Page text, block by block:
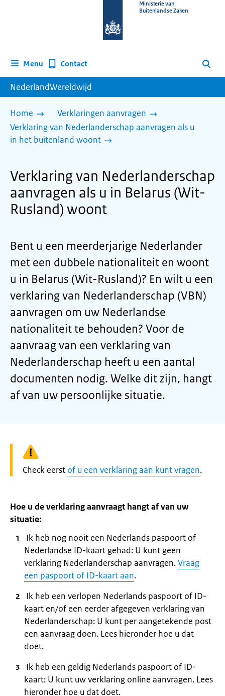
homepage
Ministerie van
Buitenlandse Zaken
Menu Contact Zoeken
NederlandWereldwijd
Home
Verklaringen aanvragen
Verklaring van Nederlanderschap aanvragen als u
in het buitenland woont
Verklaring van Nederlanderschap
aanvragen als u in Belarus (Wit-
Rusland) woont
Bent u een meerderjarige Nederlander
met een dubbele nationaliteit en woont
u in Belarus (Wit-Rusland)? En wilt u een
verklaring van Nederlanderschap (VBN)
aanvragen om uw Nederlandse
nationaliteit te behouden? Voor de
aanvraag van een verklaring van
Nederlanderschap heeft u een aantal
documenten nodig. Welke dit zijn, hangt
af van uw persoonlijke situatie.
Waarschuwing:
Check eerst of u een verklaring aan kunt vragen.
Hoe u de verklaring aanvraagt hangt af van uw
situatie:
Ik heb nog nooit een Nederlands paspoort of
Nederlandse ID-kaart gehad: U kunt geen
verklaring Nederlanderschap aanvragen.Vraag
een paspoort of ID-kaart aan.
Ik heb een verlopen Nederlands paspoort of ID-
kaart en/of een eerder afgegeven verklaring van
Nederlanderschap: U kunt per aangetekende post
een aanvraag doen. Lees hieronder hoe u dat
doet.
Ik heb een geldig Nederlands paspoort of ID-
kaart: U kunt uw verklaring online aanvragen. Lees
hieronder hoe u dat doet.